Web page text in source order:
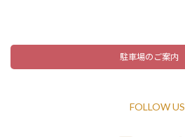
駐車場のご案内
FOLLOW US